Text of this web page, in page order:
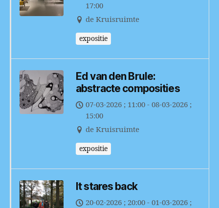
17:00
de Kruisruimte
expositie
Ed van den Brule:
abstracte composities
07-03-2026 ; 11:00 - 08-03-2026 ;
15:00
de Kruisruimte
expositie
It stares back
20-02-2026 ; 20:00 - 01-03-2026 ;